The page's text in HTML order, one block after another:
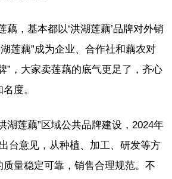
藕，基本都以‘洪湖莲藕’品牌对外销
莲藕”成为企业、合作社和藕农对
”，大家卖莲藕的底气更足了，齐心
度。
湖莲藕”区域公共品牌建设，2024年
台意见，从种植、加工、研发等方
量稳定可靠，销售合理规范。不